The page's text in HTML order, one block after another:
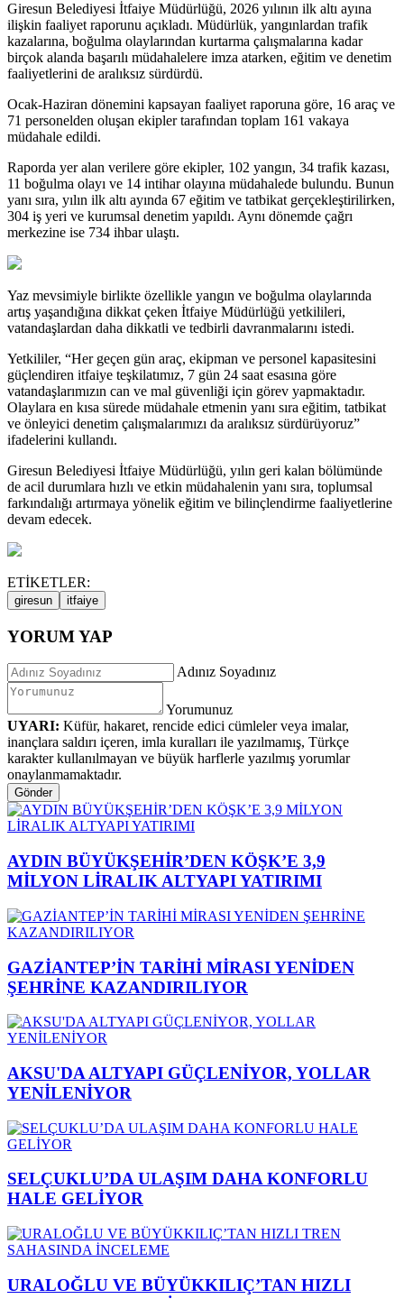
Giresun Belediyesi İtfaiye Müdürlüğü, 2026 yılının ilk altı ayına
ilişkin faaliyet raporunu açıkladı. Müdürlük, yangınlardan trafik
kazalarına, boğulma olaylarından kurtarma çalışmalarına kadar
birçok alanda başarılı müdahalelere imza atarken, eğitim ve denetim
faaliyetlerini de aralıksız sürdürdü.
Ocak-Haziran dönemini kapsayan faaliyet raporuna göre, 16 araç ve
71 personelden oluşan ekipler tarafından toplam 161 vakaya
müdahale edildi.
Raporda yer alan verilere göre ekipler, 102 yangın, 34 trafik kazası,
11 boğulma olayı ve 14 intihar olayına müdahalede bulundu. Bunun
yanı sıra, yılın ilk altı ayında 67 eğitim ve tatbikat gerçekleştirilirken,
304 iş yeri ve kurumsal denetim yapıldı. Aynı dönemde çağrı
merkezine ise 734 ihbar ulaştı.
Yaz mevsimiyle birlikte özellikle yangın ve boğulma olaylarında
artış yaşandığına dikkat çeken İtfaiye Müdürlüğü yetkilileri,
vatandaşlardan daha dikkatli ve tedbirli davranmalarını istedi.
Yetkililer, “Her geçen gün araç, ekipman ve personel kapasitesini
güçlendiren itfaiye teşkilatımız, 7 gün 24 saat esasına göre
vatandaşlarımızın can ve mal güvenliği için görev yapmaktadır.
Olaylara en kısa sürede müdahale etmenin yanı sıra eğitim, tatbikat
ve önleyici denetim çalışmalarımızı da aralıksız sürdürüyoruz”
ifadelerini kullandı.
Giresun Belediyesi İtfaiye Müdürlüğü, yılın geri kalan bölümünde
de acil durumlara hızlı ve etkin müdahalenin yanı sıra, toplumsal
farkındalığı artırmaya yönelik eğitim ve bilinçlendirme faaliyetlerine
devam edecek.
ETİKETLER:
giresun itfaiye
YORUM YAP
Adınız Soyadınız
Yorumunuz
UYARI: Küfür, hakaret, rencide edici cümleler veya imalar,
inançlara saldırı içeren, imla kuralları ile yazılmamış, Türkçe
karakter kullanılmayan ve büyük harflerle yazılmış yorumlar
onaylanmamaktadır.
Gönder
AYDIN BÜYÜKŞEHİR’DEN KÖŞK’E 3,9
MİLYON LİRALIK ALTYAPI YATIRIMI
GAZİANTEP’İN TARİHİ MİRASI YENİDEN
ŞEHRİNE KAZANDIRILIYOR
AKSU'DA ALTYAPI GÜÇLENİYOR, YOLLAR
YENİLENİYOR
SELÇUKLU’DA ULAŞIM DAHA KONFORLU
HALE GELİYOR
URALOĞLU VE BÜYÜKKILIÇ’TAN HIZLI